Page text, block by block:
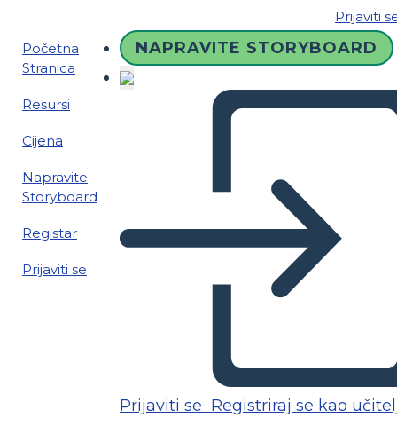
Prijaviti
Početna
Stranica
Resursi
Cijena
Napravite
Storyboard
Registar
Prijaviti se
NAPRAVITE STORYBOARD
Prijaviti se Registriraj se kao